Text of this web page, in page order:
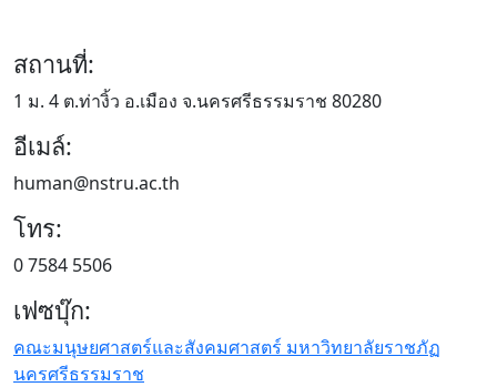
สถานที่:
1 ม. 4 ต.ท่างิ้ว อ.เมือง จ.นครศรีธรรมราช 80280
อีเมล์:
human@nstru.ac.th
โทร:
0 7584 5506
เฟซบุ๊ก:
คณะมนุษยศาสตร์และสังคมศาสตร์ มหาวิทยาลัยราชภัฏ
นครศรีธรรมราช